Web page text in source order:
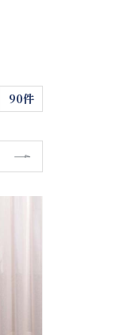
90件